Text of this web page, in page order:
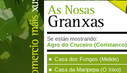
Se están mostrando:
Agro do Cruceiro (Coristanco)
Casa dos Fungos (Melide)
Casa da Maripepa (O Irixo)